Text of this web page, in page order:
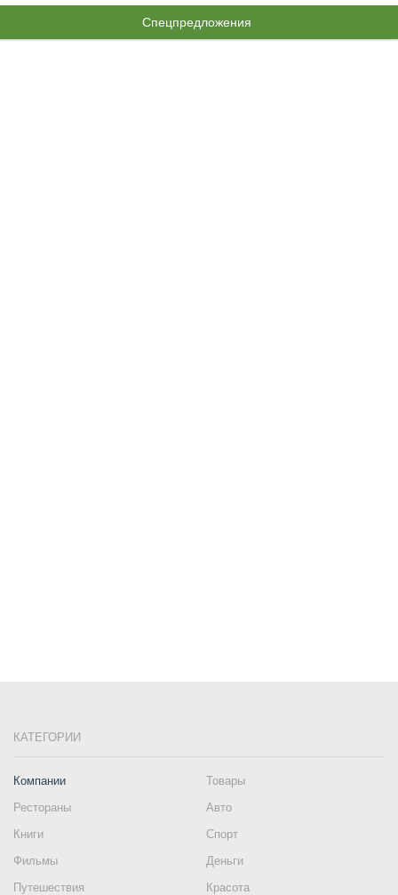
Спецпредложения
КАТЕГОРИИ
Компании
Товары
Рестораны
Авто
Книги
Спорт
Фильмы
Деньги
Путешествия
Красота